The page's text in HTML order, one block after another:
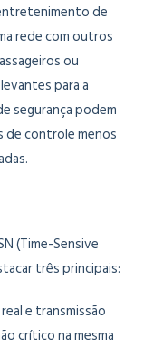
de
rede com outros
ou
para a
segurança podem
de controle menos
(Time-Sensive
três principais:
e transmissão
crítico na mesma